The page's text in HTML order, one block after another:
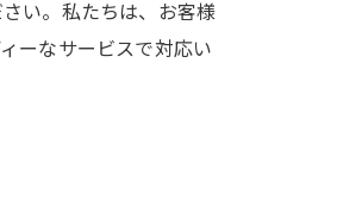
い。私たちは、お客様
ーなサービスで対応い